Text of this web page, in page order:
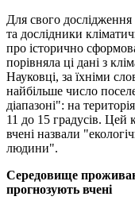
Для свого
та дослідники
про історично
порівняла ці дані з
Науковці, за їхніми
найбільше число
діапазоні": на
11 до 15 градусів. Цей
вчені назвали
людини".
Середовище
прогнозують вчені